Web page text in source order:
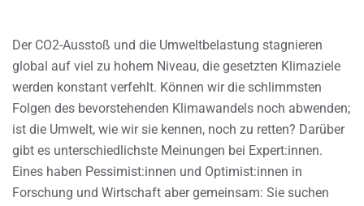
Der CO2-Ausstoß und die Umweltbelastung stagnieren
global auf viel zu hohem Niveau, die gesetzten Klimaziele
werden konstant verfehlt. Können wir die schlimmsten
Folgen des bevorstehenden Klimawandels noch abwenden;
ist die Umwelt, wie wir sie kennen, noch zu retten? Darüber
gibt es unterschiedlichste Meinungen bei Expert:innen.
Eines haben Pessimist:innen und Optimist:innen in
Forschung und Wirtschaft aber gemeinsam: Sie suchen